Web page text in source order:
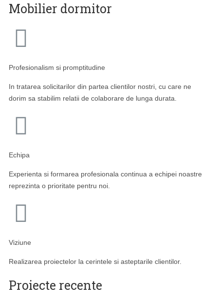
Mobilier dormitor
Profesionalism si promptitudine
In tratarea solicitarilor din partea clientilor nostri, cu care ne
dorim sa stabilim relatii de colaborare de lunga durata.
Echipa
Experienta si formarea profesionala continua a echipei noastre
reprezinta o prioritate pentru noi.
Viziune
Realizarea proiectelor la cerintele si asteptarile clientilor.
Proiecte recente